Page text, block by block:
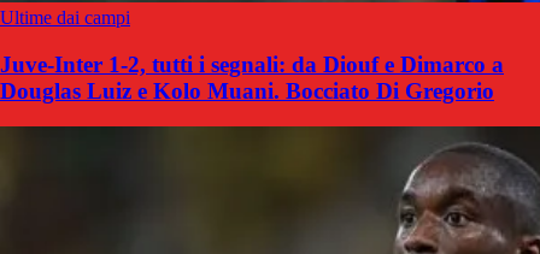
Ultime dai campi
Juve-Inter 1-2, tutti i segnali: da Diouf e Dimarco a
Douglas Luiz e Kolo Muani. Bocciato Di Gregorio